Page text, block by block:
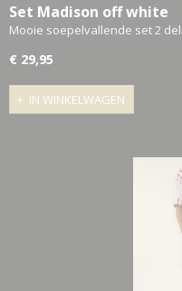
Set Madison off white
Mooie soepelvallende set 2
€ 29,95
IN WINKELWAGEN